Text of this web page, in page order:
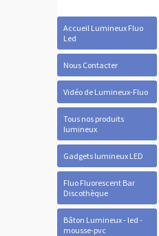
Accueil Lumineux Fluo
Led
Nous Contacter
Vidéo de Lumineux-Fluo
Tous nos produits
lumineux
Gadgets lumineux LED
Fluo Fluorescent Bar
Discothèque
Bâton Lumineux - led -
mousse-pvc